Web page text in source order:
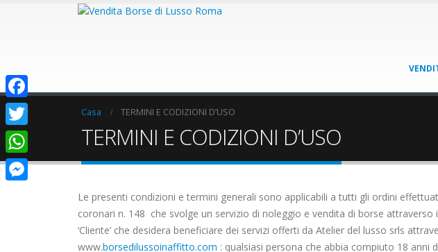
Casa TERMINI E CODIZIONI D’USO
TERMINI E CODIZIONI D’USO
Le presenti condizioni e termini generali sono applicabili a tutti gli ordini
coronari n. 148 che svolge un servizio di noleggio e vendita di borse attraverso
‘Cliente’ che desidera beneficiare dei servizi offerti da Atelier del lusso srls
www.borsedilussoinaffitto.com : qualsiasi persona che abbia compiuto 18 anni
Facebook
Twitter
WhatsApp